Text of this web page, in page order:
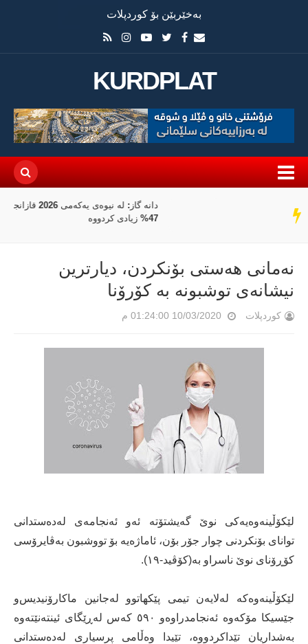
بەخێربێن بۆ کوردپلات
KURDPLAT
سەر
دێڕ
دانە گاز: لە نیوەی یەکەمی 2026 قازانجمان بە رێژەی
نەمانی هەستی بۆنكردن، دیارترین
نیشانەی توشبونە بە كۆرۆنا
کوردپلات 10/03/2020 01:24:00 م
لێکۆڵینەوەیەکی نوێ گەیشتۆتە ئەو ئەنجامەی لەدەستدانی
توانای بۆنکردنی چوار جۆر بۆن، ئاماژەیە بۆ تووشبون بەڤایرۆسی
کۆڕۆنای نوێ ناسراو بە(کۆڤید-١٩).
لێکۆڵینەوەکە لەلایەن تیمی پێکهاتوو لەجانین ماکارۆنیدیس‌و
جێسیکا مۆکەوە ئەنجامدراوەو ٥٩٠ کەس لەڕێگای ئینتەنێتەوە
بەشداریان تێداکردووە، تێیدا وەڵامی پرسیاری لەدەستدانی